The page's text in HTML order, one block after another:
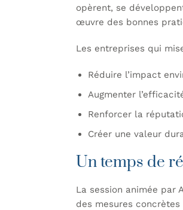
opèrent, se
œuvre des bonnes
Les entreprises qui
Réduire l’impact
Augmenter
Renforcer la
Créer une valeur
Un temps de
La session animée par
des mesures